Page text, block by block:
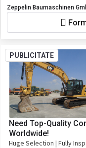
Zeppelin Baumaschinen
PUBLICITATE
Need Top-Quality
Worldwide!
Huge Selection | Fully